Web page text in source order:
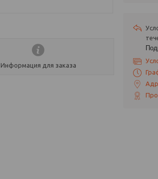
Информация для заказа